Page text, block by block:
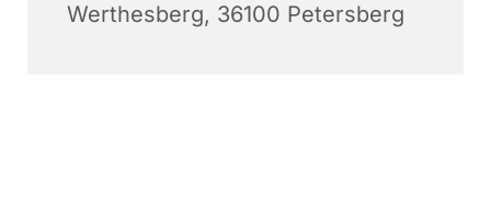
Werthesberg, 36100 Petersberg